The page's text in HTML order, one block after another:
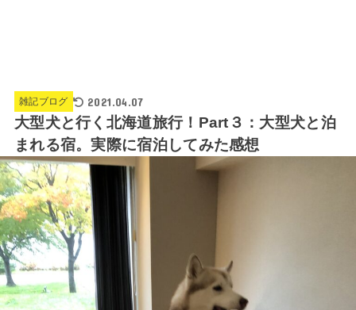
雑記ブログ 2021.04.07
大型犬と行く北海道旅行！Part３：大型犬と泊
まれる宿。実際に宿泊してみた感想